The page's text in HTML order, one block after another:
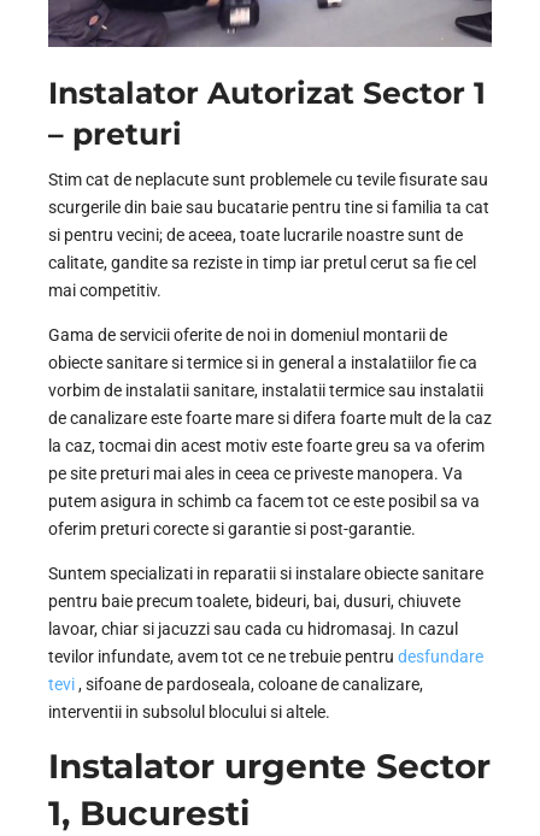
Instalator Autorizat Sector 1
– preturi
Stim cat de neplacute sunt problemele cu tevile fisurate sau
scurgerile din baie sau bucatarie pentru tine si familia ta cat
si pentru vecini; de aceea, toate lucrarile noastre sunt de
calitate, gandite sa reziste in timp iar pretul cerut sa fie cel
mai competitiv.
Gama de servicii oferite de noi in domeniul montarii de
obiecte sanitare si termice si in general a instalatiilor fie ca
vorbim de instalatii sanitare, instalatii termice sau instalatii
de canalizare este foarte mare si difera foarte mult de la caz
la caz, tocmai din acest motiv este foarte greu sa va oferim
pe site preturi mai ales in ceea ce priveste manopera. Va
putem asigura in schimb ca facem tot ce este posibil sa va
oferim preturi corecte si garantie si post-garantie.
Suntem specializati in reparatii si instalare obiecte sanitare
pentru baie precum toalete, bideuri, bai, dusuri, chiuvete
lavoar, chiar si jacuzzi sau cada cu hidromasaj. In cazul
tevilor infundate, avem tot ce ne trebuie pentru desfundare
tevi, sifoane de pardoseala, coloane de canalizare,
interventii in subsolul blocului si altele.
Instalator urgente Sector
1, Bucuresti